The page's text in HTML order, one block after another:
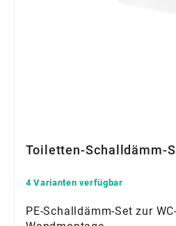
Toiletten-Schalldämm-
4 Varianten verfügbar
PE-Schalldämm-Set zur